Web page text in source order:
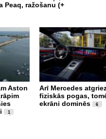
Peaq, ražošanu (+
Aston
1
Arī Mercedes
fiziskās pogas,
ekrāni dominēs
6